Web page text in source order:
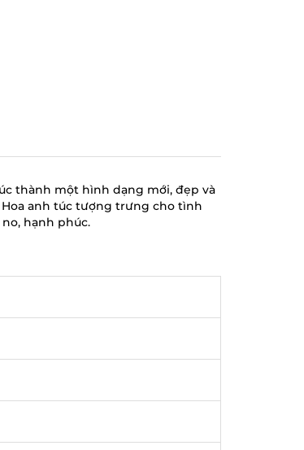
thành một hình dạng mới, đẹp và
anh túc tượng trưng cho tình
hạnh phúc.